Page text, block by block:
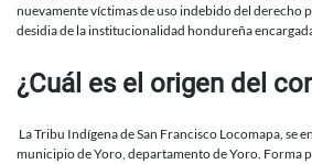
nuevamente víctimas de uso indebido del derecho
desidia de la institucionalidad hondureña
¿Cuál es el origen del
La Tribu Indígena de San Francisco Locomapa, se
municipio de Yoro, departamento de Yoro. Forma